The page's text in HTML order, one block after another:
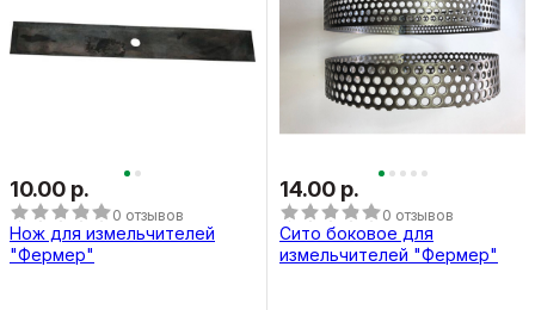
10.00 р.
0 отзывов
Нож для измельчителей
"Фермер"
14.00 р.
0 отзывов
Сито боковое для
измельчителей "Фермер"